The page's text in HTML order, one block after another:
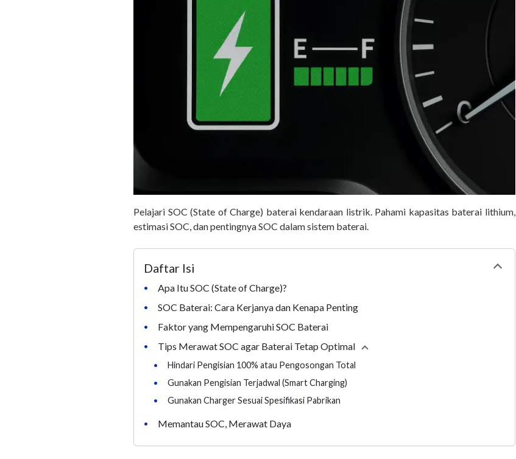
Pelajari SOC (State of Charge) baterai kendaraan listrik. Pahami kapasitas baterai lithium,
estimasi SOC, dan pentingnya SOC dalam sistem baterai.
Daftar Isi
•
Apa Itu SOC (State of Charge)?
• SOC Baterai: Cara Kerjanya dan Kenapa Penting
• Faktor yang Mempengaruhi SOC Baterai
• Tips Merawat SOC agar Baterai Tetap Optimal Collapse
•
Hindari Pengisian 100% atau Pengosongan Total
•
Gunakan Pengisian Terjadwal (Smart Charging)
•
Gunakan Charger Sesuai Spesifikasi Pabrikan
• Memantau SOC, Merawat Daya